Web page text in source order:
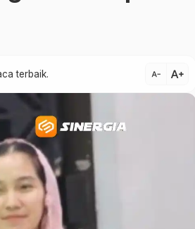
terbaik. text_decrease text_increase